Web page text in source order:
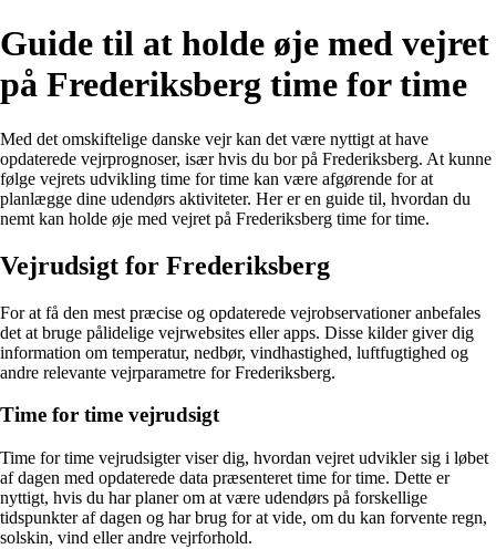
Guide til at holde øje med vejret
på Frederiksberg time for time
Med det omskiftelige danske vejr kan det være nyttigt at have
opdaterede vejrprognoser, især hvis du bor på Frederiksberg. At kunne
følge vejrets udvikling time for time kan være afgørende for at
planlægge dine udendørs aktiviteter. Her er en guide til, hvordan du
nemt kan holde øje med vejret på Frederiksberg time for time.
Vejrudsigt for Frederiksberg
For at få den mest præcise og opdaterede vejrobservationer anbefales
det at bruge pålidelige vejrwebsites eller apps. Disse kilder giver dig
information om temperatur, nedbør, vindhastighed, luftfugtighed og
andre relevante vejrparametre for Frederiksberg.
Time for time vejrudsigt
Time for time vejrudsigter viser dig, hvordan vejret udvikler sig i løbet
af dagen med opdaterede data præsenteret time for time. Dette er
nyttigt, hvis du har planer om at være udendørs på forskellige
tidspunkter af dagen og har brug for at vide, om du kan forvente regn,
solskin, vind eller andre vejrforhold.